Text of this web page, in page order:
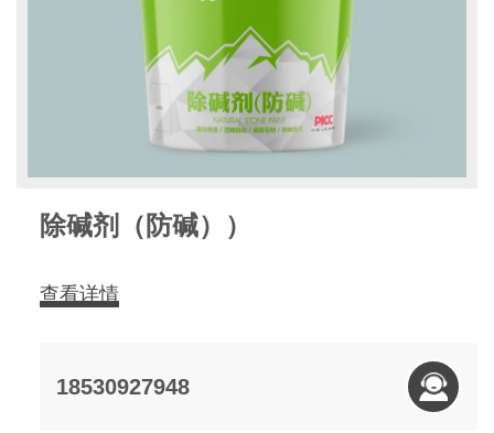
除碱剂（防碱））
查看详情
18530927948